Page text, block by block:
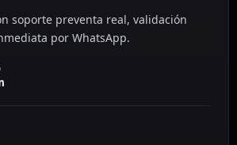
soporte preventa real, validación
por WhatsApp.